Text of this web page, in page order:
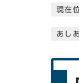
現在
あし